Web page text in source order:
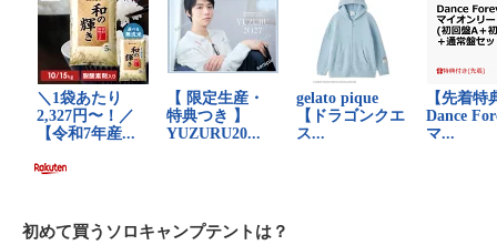
初めて買うソロキャンプテントは？